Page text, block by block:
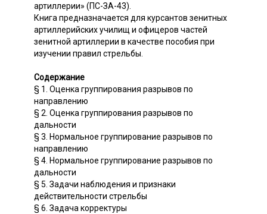
артиллерии» (ПС-ЗА-43).
Книга предназначается для курсантов зенитных
артиллерийских училищ и офицеров частей
зенитной артиллерии в качестве пособия при
изучении правил стрельбы.
Содержание
§ 1. Оценка группирования разрывов по
направлению
§ 2. Оценка группирования разрывов по
дальности
§ 3. Нормальное группирование разрывов по
направлению
§ 4. Нормальное группирование разрывов по
дальности
§ 5. Задачи наблюдения и признаки
действительности стрельбы
§ 6. Задача корректуры